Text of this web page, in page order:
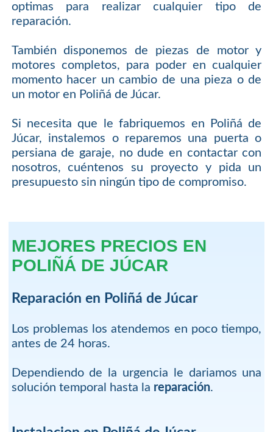
optimas para realizar cualquier tipo de
reparación.
También disponemos de piezas de motor y
motores completos, para poder en cualquier
momento hacer un cambio de una pieza o de
un motor en Poliñá de Júcar.
Si necesita que le fabriquemos en Poliñá de
Júcar, instalemos o reparemos una puerta o
persiana de garaje, no dude en contactar con
nosotros, cuéntenos su proyecto y pida un
presupuesto sin ningún tipo de compromiso.
MEJORES PRECIOS EN
POLIÑÁ DE JÚCAR
Reparación en Poliñá de Júcar
Los problemas los atendemos en poco tiempo,
antes de 24 horas.
Dependiendo de la urgencia le dariamos una
solución temporal hasta la reparación.